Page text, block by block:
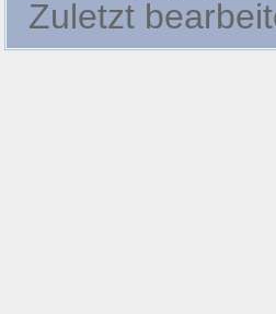
Zuletzt